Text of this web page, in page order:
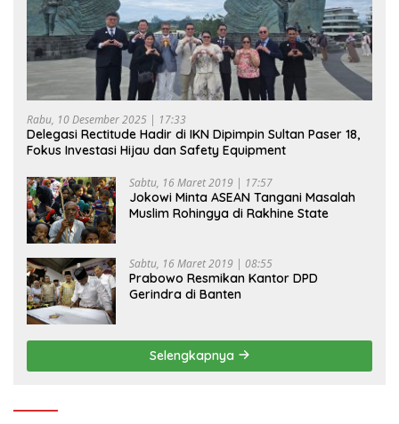
Rabu, 10 Desember 2025 | 17:33
Delegasi Rectitude Hadir di IKN Dipimpin Sultan Paser 18,
Fokus Investasi Hijau dan Safety Equipment
Sabtu, 16 Maret 2019 | 17:57
Jokowi Minta ASEAN Tangani Masalah
Muslim Rohingya di Rakhine State
Sabtu, 16 Maret 2019 | 08:55
Prabowo Resmikan Kantor DPD
Gerindra di Banten
Selengkapnya